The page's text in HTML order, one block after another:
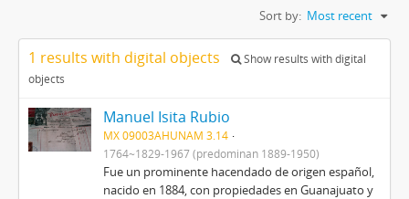
Sort by: Most recent
1 results with digital objects
Show results with digital
objects
Manuel Isita Rubio
MX 09003AHUNAM 3.14
1764~1829-1967 (predominan 1889-1950)
Fue un prominente hacendado de origen español,
nacido en 1884, con propiedades en Guanajuato y